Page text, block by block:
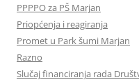
PPPPO za PŠ Marjan
Priopćenja i reagiranja
Promet u Park šumi Marjan
Razno
Slučaj financiranja rada